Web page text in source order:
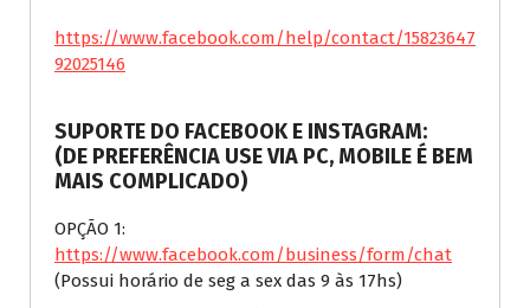
https://www.facebook.com/help/contact/15823647
92025146
SUPORTE DO FACEBOOK E INSTAGRAM:
(DE PREFERÊNCIA USE VIA PC, MOBILE É BEM
MAIS COMPLICADO)
OPÇÃO 1:
https://www.facebook.com/business/form/chat
(Possui horário de seg a sex das 9 às 17hs)